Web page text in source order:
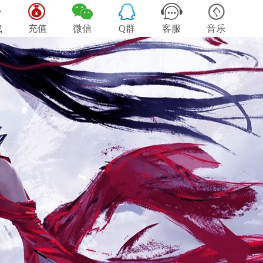
充值 微信 Q群 客服 音乐